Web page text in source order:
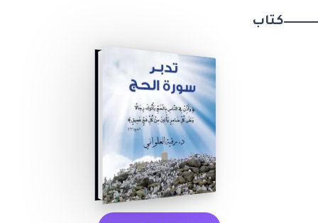
كتاب